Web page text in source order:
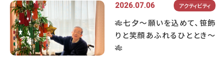
2026.07.06 アクティビティ
🎋七夕～願いを込めて、笹飾
りと笑顔あふれるひととき～
🎋